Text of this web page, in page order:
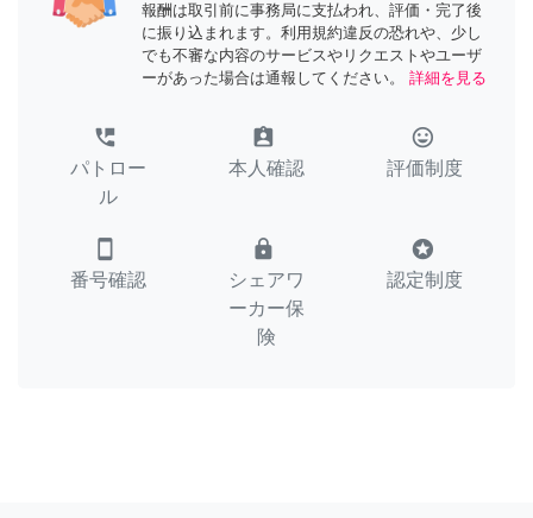
報酬は取引前に事務局に支払われ、評価・完了後
に振り込まれます。利用規約違反の恐れや、少し
でも不審な内容のサービスやリクエストやユーザ
ーがあった場合は通報してください。
詳細を見る
perm_phone_msg
パトロー
ル
assignment_ind
本人確認
tag_faces
評価制度
smartphone
番号確認
lock
シェアワ
ーカー保
険
stars
認定制度